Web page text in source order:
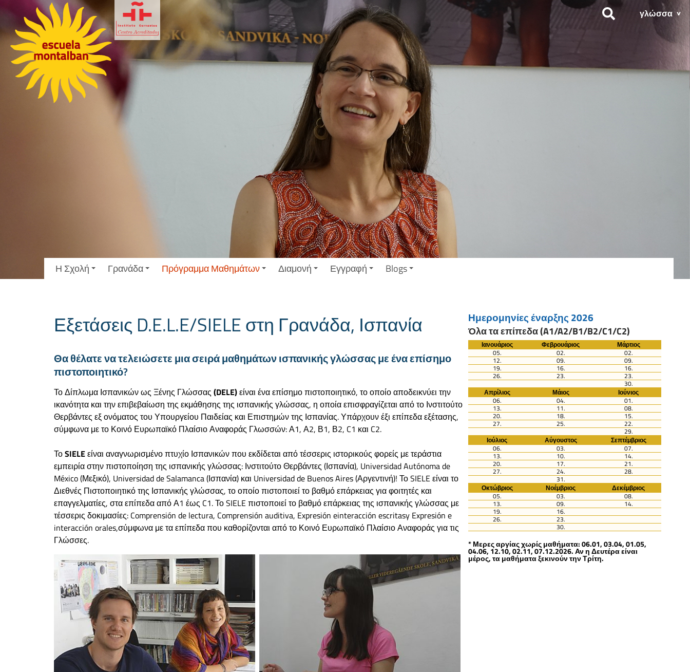
γλώσσα
Η Σχολή Γρανάδα Πρόγραμμα Μαθημάτων Διαμονή Εγγραφή Blogs
Εξετάσεις D.E.L.E/SIELE στη Γρανάδα, Ισπανία
Θα θέλατε να τελειώσετε μια σειρά μαθημάτων ισπανικής γλώσσας με ένα επίσημο
πιστοποιητικό?
Το Δίπλωμα Ισπανικών ως Ξένης Γλώσσας(DELE)είναι ένα επίσημο πιστοποιητικό, το οποίο αποδεικνύει την
ικανότητα και την επιβεβαίωση της εκμάθησης της ισπανικής γλώσσας, η οποία επισφραγίζεται από το Ινστιτούτο
Θερβάντες εξ ονόματος του Υπουργείου Παιδείας και Επιστημών της Ισπανίας. Υπάρχουν έξι επίπεδα εξέτασης,
σύμφωνα με το Κοινό Ευρωπαϊκό Πλαίσιο Αναφοράς Γλωσσών: Α1, Α2, Β1, Β2, C1 και C2.
ΤοSIELEείναι αναγνωρισμένο πτυχίο Ισπανικών που εκδίδεται από τέσσερις ιστορικούς φορείς με τεράστια
εμπειρία στην πιστοποίηση της ισπανικής γλώσσας: Ινστιτούτο Θερβάντες (Ισπανία), Universidad Autónoma de
México (Μεξικό), Universidad de Salamanca (Ισπανία) και Universidad de Buenos Aires (Αργεντινή)! Το SIELE είναι το
Διεθνές Πιστοποιητικό της Ισπανικής γλώσσας, το οποίο πιστοποιεί το βαθμό επάρκειας για φοιτητές και
επαγγελματίες, στα επίπεδα από Α1 έως C1. Το SIELE πιστοποιεί το βαθμό επάρκειας της ισπανικής γλώσσας με
τέσσερις δοκιμασίες: Comprensión de lectura, Comprensión auditiva, Expresión einteracción escritasy Expresión e
interacción orales,σύμφωνα με τα επίπεδα που καθορίζονται από το Κοινό Ευρωπαϊκό Πλαίσιο Αναφοράς για τις
Γλώσσες.
Ημερομηνίες έναρξης 2026
Όλα τα επίπεδα (A1/A2/B1/B2/C1/C2)
Ιανουάριος Φεβρουάριος
Μάρτιος
05.
02. 02.
12. 09. 09.
19. 16. 16.
26. 23. 23.
30.
Απρίλιος
Μάιος
Ιούνιος
06.
04. 01.
13. 11. 08.
20. 18. 15.
27. 25. 22.
29.
Ιούλιος
Αύγουστος
Σεπτέμβριος
06.
03. 07.
13. 10. 14.
20. 17. 21.
27. 24. 28.
31.
Οκτώβριος
Νοέμβριος
Δεκέμβριος
05.
03. 08.
13. 09. 14.
19. 16.
26. 23.
30.
* Μερες αργίας χωρίς μαθήματα: 06.01, 03.04, 01.05,
04.06, 12.10, 02.11, 07.12.2026. Αν η Δευτέρα είναι
μέρος, τα μαθήματα ξεκινούν την Τρίτη.